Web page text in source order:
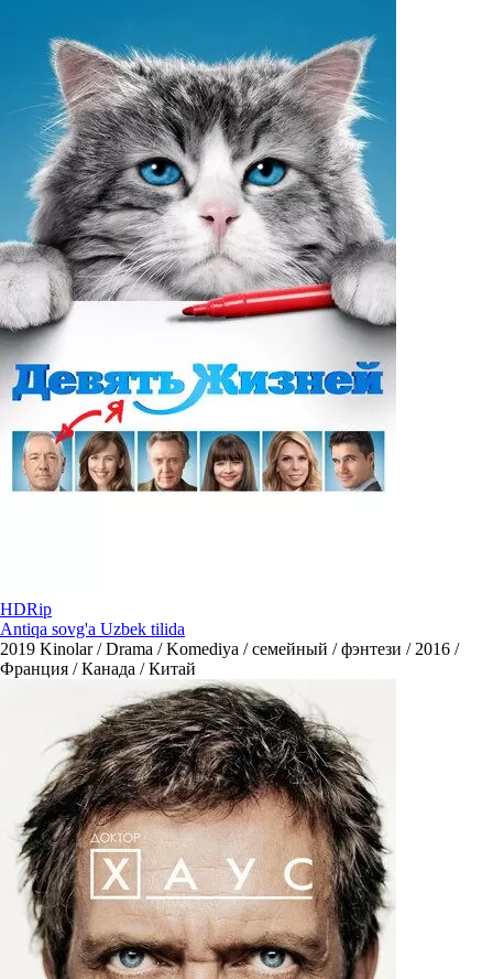
HDRip
Antiqa sovg'a Uzbek tilida
2019 Kinolar / Drama / Komediya / семейный / фэнтези / 2016 /
Франция / Канада / Китай